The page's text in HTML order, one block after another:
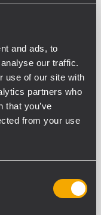
and ads, to
our traffic.
use of our site with
partners who
that you’ve
from your use
27
der
Der